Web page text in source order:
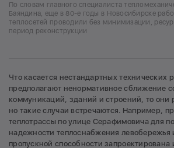
По словам главного специалиста
Баяндина, еще в 80-е годы в Новосибирске
теплосетей проводили без минимизации,
период реконструкции
Что касается нестандартных технических
предполагают ненормативное сближение
коммуникаций, зданий и строений, то они
но такие случаи встречаются. Например,
теплотрассы по улице Серафимовича для
надежности теплоснабжения левобережья
пропускной способности запроектирована